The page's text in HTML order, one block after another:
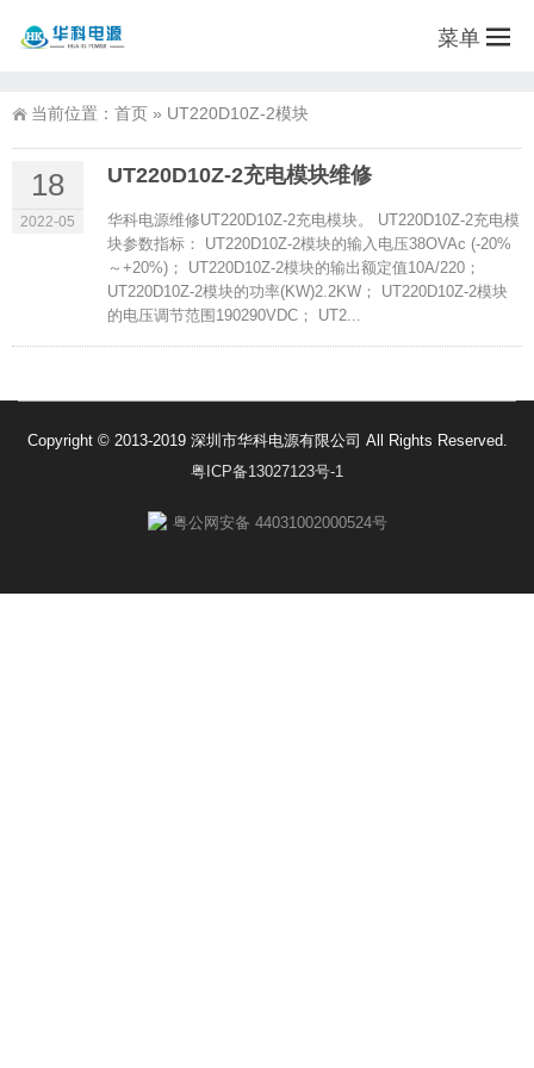
菜单
当前位置： 首页 » UT220D10Z-2模块
18
2022-05
UT220D10Z-2充电模块维修
华科电源维修UT220D10Z-2充电模块。 UT220D10Z-2充电模
块参数指标： UT220D10Z-2模块的输入电压38OVAc (-20%
～+20%)； UT220D10Z-2模块的输出额定值10A/220；
UT220D10Z-2模块的功率(KW)2.2KW； UT220D10Z-2模块
的电压调节范围190290VDC； UT2...
Copyright © 2013-2019 深圳市华科电源有限公司 All Rights Reserved.
粤ICP备13027123号-1
粤公网安备 44031002000524号